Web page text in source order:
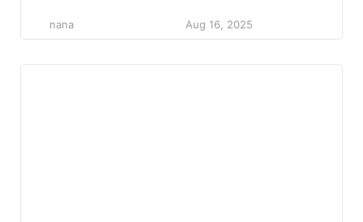
kupas tuntas semua detail tentang lowongan ini.
nana Aug 16, 2025